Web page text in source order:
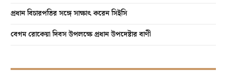
প্রধান বিচারপতির সঙ্গে সাক্ষাৎ করেন সিইসি
বেগম রোকেয়া দিবস উপলক্ষে প্রধান উপদেষ্টার বাণী